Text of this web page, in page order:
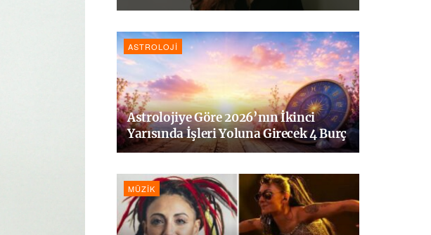
ASTROLOJI
Astrolojiye Göre 2026’nın İkinci
Yarısında İşleri Yoluna Girecek 4 Burç
MÜZIK